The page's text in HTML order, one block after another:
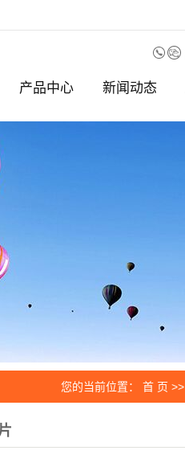
产品中心
破碎机刀片
剪板机刀片
圆刀片
配件
新闻动态
公司动态
您的当前位置： 首 页 >>